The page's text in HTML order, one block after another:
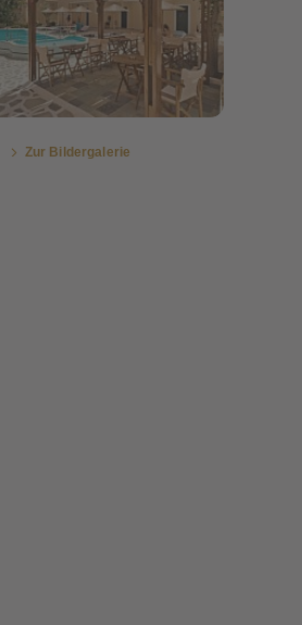
Bildergalerie öffnen
Zur Bildergalerie